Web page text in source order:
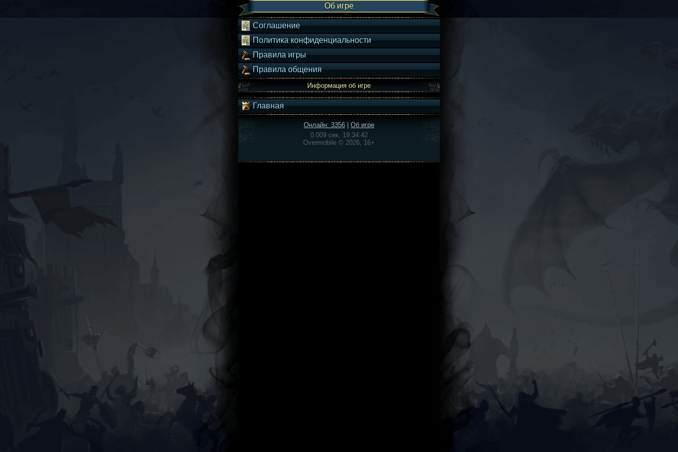
Об игре
Соглашение
Политика конфиденциальности
Правила игры
Правила общения
Информация об игре
Главная
Онлайн: 3356
Об игре
0.009 сек, 19:34:42
Overmobile © 2026, 16+